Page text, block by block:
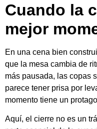
Cuando la
mejor
En una cena bien
que la mesa cambia de
más pausada, las copas
parece tener prisa por
momento tiene un
Aquí, el cierre no es un